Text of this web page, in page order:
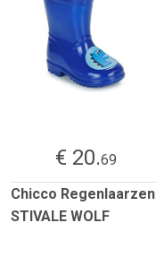
€ 20.69
Chicco Regenlaarzen
STIVALE WOLF